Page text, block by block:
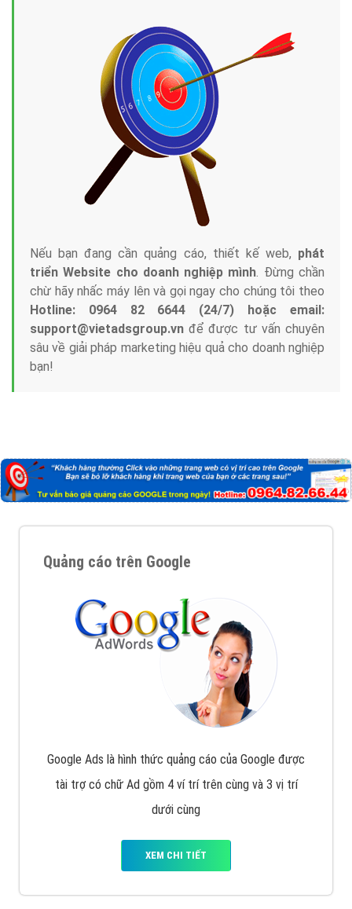
Nếu bạn đang cần quảng cáo, thiết kế web, phát
triển Website cho doanh nghiệp mình. Đừng chần
chừ hãy nhấc máy lên và gọi ngay cho chúng tôi theo
Hotline: 0964 82 6644 (24/7) hoặc email:
support@vietadsgroup.vn để được tư vấn chuyên
sâu về giải pháp marketing hiệu quả cho doanh nghiệp
bạn!
Quảng cáo trên Google
Google Ads là hình thức quảng cáo của Google được
tài trợ có chữ Ad gồm 4 ví trí trên cùng và 3 vị trí
dưới cùng
XEM CHI TIẾT